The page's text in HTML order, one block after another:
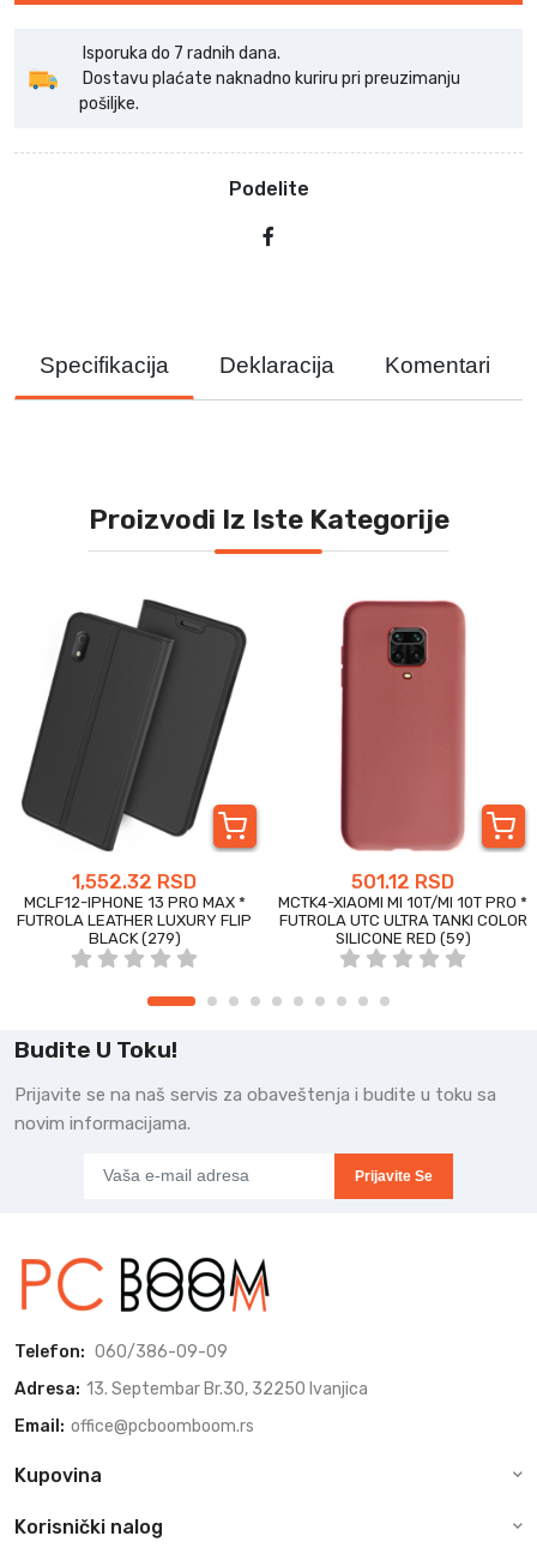
Isporuka do 7 radnih dana.
Dostavu plaćate naknadno kuriru pri preuzimanju
pošiljke.
Podelite
Specifikacija Deklaracija Komentari
Proizvodi Iz Iste Kategorije
1,552.32 RSD
MCLF12-IPHONE 13 PRO MAX *
FUTROLA LEATHER LUXURY FLIP
BLACK (279)
501.12 RSD
MCTK4-XIAOMI MI 10T/MI 10T PRO *
FUTROLA UTC ULTRA TANKI COLOR
SILICONE RED (59)
Budite U Toku!
Prijavite se na naš servis za obaveštenja i budite u toku sa
novim informacijama.
Prijavite Se
Telefon: 060/386-09-09
Adresa: 13. Septembar Br.30, 32250 Ivanjica
Email: office@pcboomboom.rs
Kupovina
Korisnički nalog